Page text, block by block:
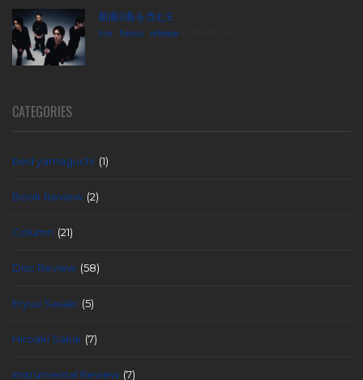
新曲2曲を含むE...
live News release
CATEGORIES
bed yamaguchi (1)
Book Review (2)
Column (21)
Disc Review (58)
Eryuu Sasaki (5)
Hiroaki Sakai (7)
instrumental Review (7)